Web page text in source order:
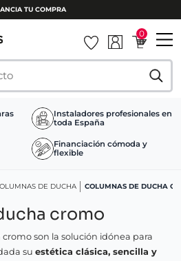
TU COMPRA
0
Instaladores profesionales en
toda España
Financiación cómoda y
flexible
DE DUCHA COLUMNAS DE DUCHA
cromo
son la solución idónea para
su estética clásica, sencilla y